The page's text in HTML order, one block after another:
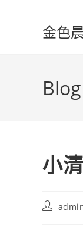
金色
Blog
小
Post